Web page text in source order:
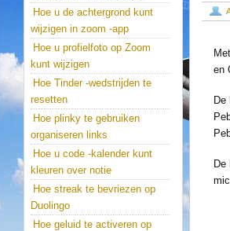
en
Hoe u de achtergrond kunt
wijzigen in zoom -app
Hoe u profielfoto op Zoom
kunt wijzigen
Hoe Tinder -wedstrijden te
resetten
Hoe plinky te gebruiken
organiseren links
Hoe u code -kalender kunt
kleuren over notie
Hoe streak te bevriezen op
Duolingo
Hoe geluid te activeren op